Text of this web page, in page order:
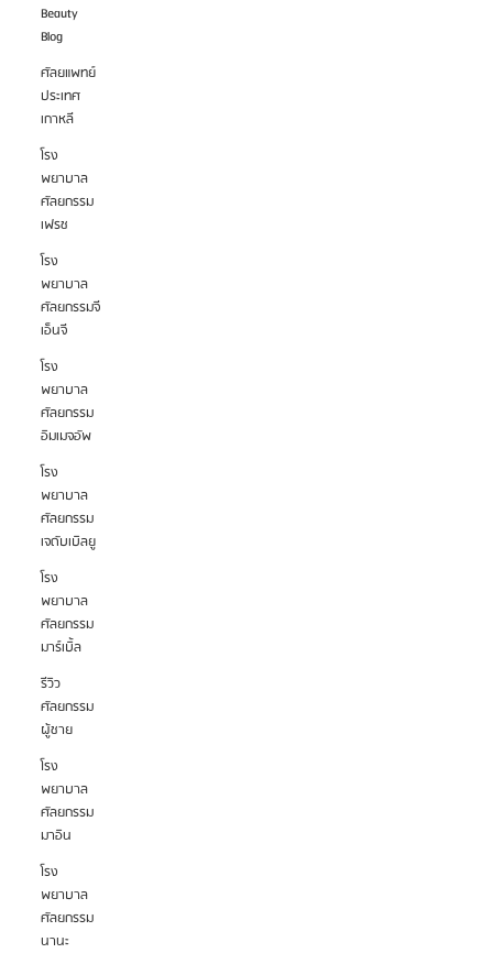
Beauty
Blog
ศัลยแพทย์
ประเทศ
เกาหลี
โรง
พยาบาล
ศัลยกรรม
เฟรช
โรง
พยาบาล
ศัลยกรรมจี
เอ็นจี
โรง
พยาบาล
ศัลยกรรม
อิมเมจอัพ
โรง
พยาบาล
ศัลยกรรม
เจดับเบิลยู
โรง
พยาบาล
ศัลยกรรม
มาร์เบิ้ล
รีวิว
ศัลยกรรม
ผู้ชาย
โรง
พยาบาล
ศัลยกรรม
มาอิน
โรง
พยาบาล
ศัลยกรรม
นานะ